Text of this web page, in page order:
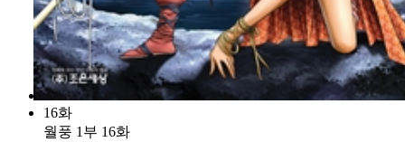
16화
월풍 1부 16화